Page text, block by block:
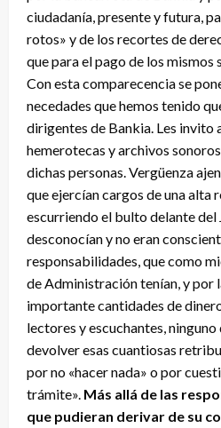
ciudadanía, presente y futura,
rotos» y de los recortes de
que para el pago de los mismos
Con esta comparecencia se
necedades que hemos tenido
dirigentes de Bankia. Les invito
hemerotecas y archivos
dichas personas. Vergüenza
que ejercían cargos de una alta
escurriendo el bulto delante del
desconocían y no eran
responsabilidades, que como
de Administración tenían, y por
importante cantidades de
lectores y escuchantes,
devolver esas cuantiosas
por no «hacer nada» o por
trámite». Más allá de las
que pudieran derivar de su